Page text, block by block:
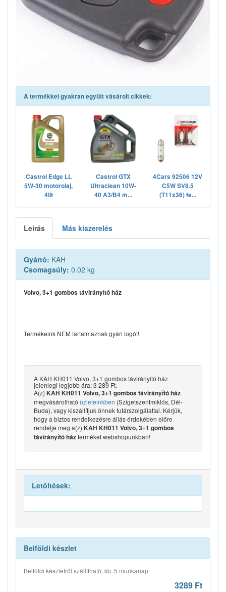
A termékkel gyakran együtt vásárolt cikkek:
Castrol Edge LL
5W-30 motorolaj,
4lit
Castrol GTX
Ultraclean 10W-
40 A3/B4 m...
4Cars 92506 12V
C5W SV8.5
(T11x36) fe...
Leírás Más kiszerelés
Gyártó: KAH
Csomagsúly: 0.02 kg
Volvo, 3+1 gombos távirányító ház
Termékeink NEM tartalmaznak gyári logót!
A KAH KH011 Volvo, 3+1 gombos távirányító ház
jelenlegi legjobb ára: 3 289 Ft.
A(z) KAH KH011 Volvo, 3+1 gombos távirányító ház
megvásárolható üzleteinkben (Szigetszentmiklós, Dél-
Buda), vagy kiszállítjuk önnek futárszolgálattal. Kérjük,
hogy a biztos rendelkezésre állás érdekében előre
rendelje meg a(z) KAH KH011 Volvo, 3+1 gombos
távirányító házterméket webshopunkban!
Letöltések:
Belföldi készlet
Belföldi készletről szállítható, kb. 5 munkanap
3289 Ft